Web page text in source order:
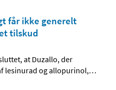
får ikke generelt
tilskud
at Duzallo, der
lesinurad og allopurinol,…